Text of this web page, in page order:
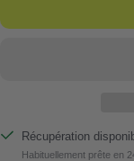
Récupération
Habituellement prête en